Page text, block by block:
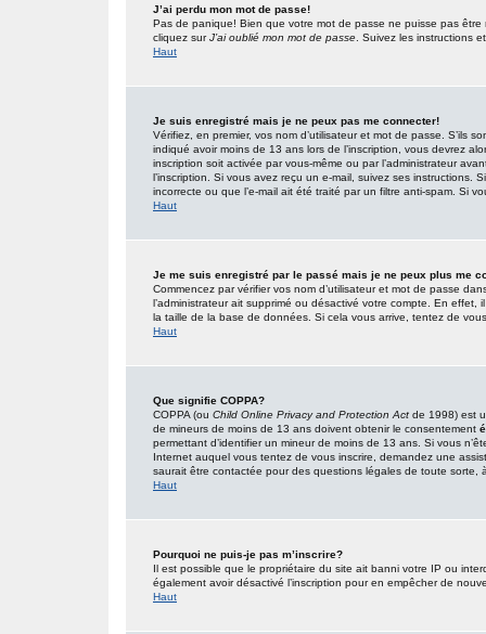
J’ai perdu mon mot de passe!
Pas de panique! Bien que votre mot de passe ne puisse pas
cliquez surJ’ai oublié mon mot de passe . Suivez les instructions
Haut
Je suis enregistré mais je ne peux pas me connecter!
Vérifiez, en premier, vos nom d’utilisateur et mot de passe. S’ils
indiqué avoir moins de 13 ans lors de l’inscription, vous devrez
inscription soit activée par vous-même ou par l’administrateur
l’inscription. Si vous avez reçu un e-mail, suivez ses instructions.
incorrecte ou que l’e-mail ait été traité par un filtre anti-spam. Si
Haut
Je me suis enregistré par le passé mais je ne peux plus me
Commencez par vérifier vos nom d’utilisateur et mot de passe
l’administrateur ait supprimé ou désactivé votre compte. En
la taille de la base de données. Si cela vous arrive, tentez de
Haut
Que signifie COPPA?
COPPA (ou Child Online Privacy and Protection Act de 1998) est
de mineurs de moins de 13 ans doivent obtenir le consentement
permettant d’identifier un mineur de moins de 13 ans. Si vous
Internet auquel vous tentez de vous inscrire, demandez une
saurait être contactée pour des questions légales de toute sorte,
Haut
Pourquoi ne puis-je pas m’inscrire?
Il est possible que le propriétaire du site ait banni votre IP ou
également avoir désactivé l’inscription pour en empêcher de
Haut